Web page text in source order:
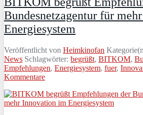
Bundesnetzagentur für
Energiesystem
Veröffentlicht von Heimkinofan
News Schlagwörter: begrüßt, BITKOM,
Empfehlungen, Energiesystem, fuer,
Kommentare